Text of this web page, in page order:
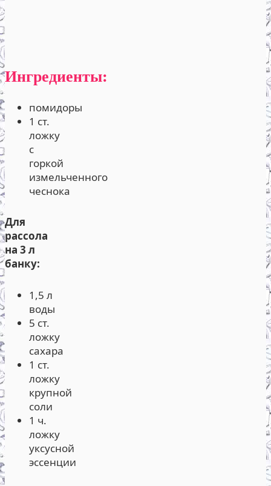
Ингредиенты:
помидоры
1 ст.
ложку
с
горкой
измельченного
чеснока
Для
рассола
на 3 л
банку:
1,5 л
воды
5 ст.
ложку
сахара
1 ст.
ложку
крупной
соли
1 ч.
ложку
уксусной
эссенции